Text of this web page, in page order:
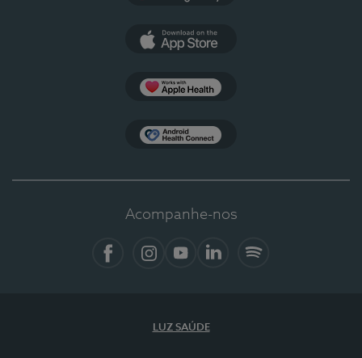
Acompanhe-nos
LUZ SAÚDE